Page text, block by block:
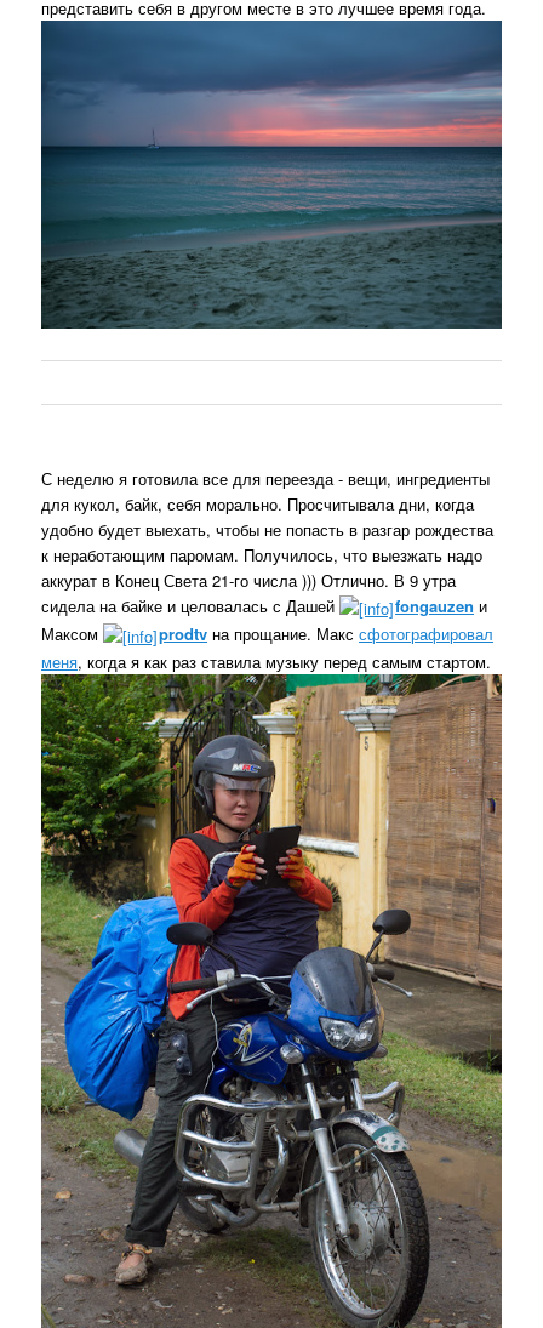
представить себя в другом месте в это лучшее время года.
С неделю я готовила все для переезда - вещи, ингредиенты
для кукол, байк, себя морально. Просчитывала дни, когда
удобно будет выехать, чтобы не попасть в разгар рождества
к неработающим паромам. Получилось, что выезжать надо
аккурат в Конец Света 21-го числа ))) Отлично. В 9 утра
сидела на байке и целовалась с Дашей
fongauzen и
Максом
prodtv на прощание. Макссфотографировал
меня, когда я как раз ставила музыку перед самым стартом.